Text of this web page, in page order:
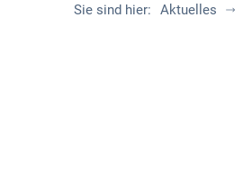
Sie sind hier: Aktuelles